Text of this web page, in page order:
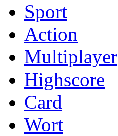
Sport
Action
Multiplayer
Highscore
Card
Wort